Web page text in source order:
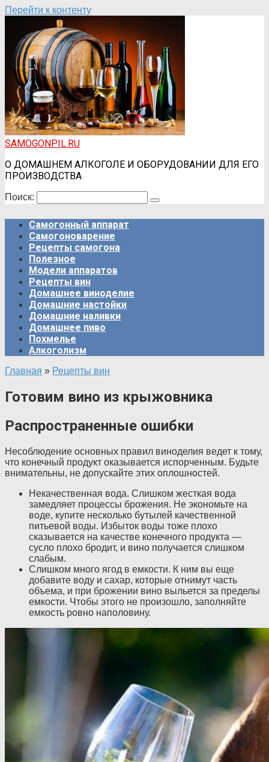
Перейти к контенту
SAMOGONPIL.RU
О ДОМАШНЕМ АЛКОГОЛЕ И ОБОРУДОВАНИИ ДЛЯ ЕГО
ПРОИЗВОДСТВА
Поиск:
Самогонный аппарат
Самогоноварение
Рецепты самогона
Полезное
Модели аппаратов
Рецепты вин
Домашнее виноделие
Домашние настойки
Домашние наливки
Домашнее пиво
Похмелье
Алкоголизм
Главная » Рецепты вин
Готовим вино из крыжовника
Распространенные ошибки
Несоблюдение основных правил виноделия ведет к тому,
что конечный продукт оказывается испорченным. Будьте
внимательны, не допускайте этих оплошностей.
Некачественная вода. Слишком жесткая вода
замедляет процессы брожения. Не экономьте на
воде, купите несколько бутылей качественной
питьевой воды. Избыток воды тоже плохо
сказывается на качестве конечного продукта —
сусло плохо бродит, и вино получается слишком
слабым.
Слишком много ягод в емкости. К ним вы еще
добавите воду и сахар, которые отнимут часть
объема, и при брожении вино выльется за пределы
емкости. Чтобы этого не произошло, заполняйте
емкость ровно наполовину.